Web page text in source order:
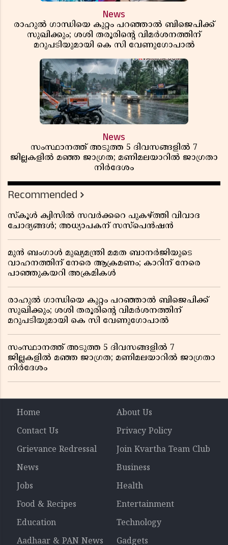
News
രാഹുൽ ഗാന്ധിയെ കുറ്റം പറഞ്ഞാൽ ബിജെപിക്ക്
സുഖിക്കും; ശശി തരൂരിന്റെ വിമർശനത്തിന്
മറുപടിയുമായി കെ സി വേണുഗോപാൽ
News
സംസ്ഥാനത്ത് അടുത്ത 5 ദിവസങ്ങളിൽ 7
ജില്ലകളിൽ മഞ്ഞ ജാഗ്രത; മണിമലയാറിൽ ജാഗ്രതാ
നിർദേശം
Recommended
സ്കൂൾ ക്വിസിൽ സവർക്കറെ പുകഴ്ത്തി വിവാദ
ചോദ്യങ്ങൾ; അധ്യാപകന് സസ്പെൻഷൻ
മുൻ ബംഗാൾ മുഖ്യമന്ത്രി മമത ബാനർജിയുടെ
വാഹനത്തിന് നേരെ ആക്രമണം; കാറിന് നേരെ
പാഞ്ഞുകയറി അക്രമികൾ
രാഹുൽ ഗാന്ധിയെ കുറ്റം പറഞ്ഞാൽ ബിജെപിക്ക്
സുഖിക്കും; ശശി തരൂരിന്റെ വിമർശനത്തിന്
മറുപടിയുമായി കെ സി വേണുഗോപാൽ
സംസ്ഥാനത്ത് അടുത്ത 5 ദിവസങ്ങളിൽ 7
ജില്ലകളിൽ മഞ്ഞ ജാഗ്രത; മണിമലയാറിൽ ജാഗ്രതാ
നിർദേശം
Home
About Us
Contact Us
Privacy Policy
Grievance Redressal
Join Kvartha Team Club
News
Business
Jobs
Health
Food & Recipes
Entertainment
Education
Technology
Aadhaar & PAN News
Gadgets